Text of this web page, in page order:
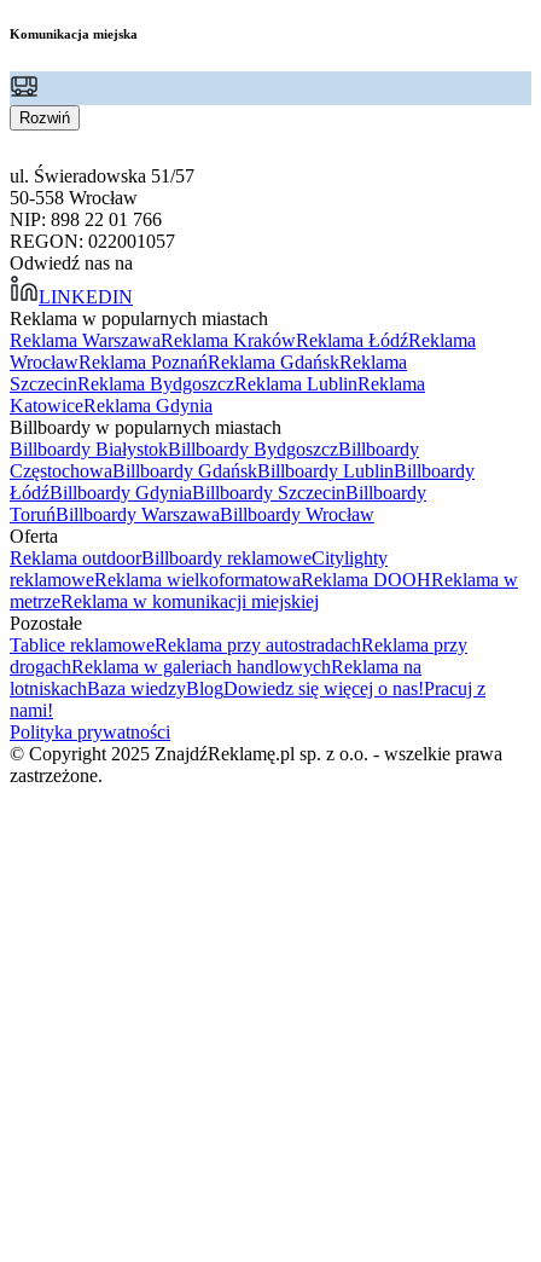
Komunikacja miejska
Rozwiń
ul. Świeradowska 51/57
50-558 Wrocław
NIP: 898 22 01 766
REGON: 022001057
Odwiedź nas na
LINKEDIN
Reklama w popularnych miastach
Reklama WarszawaReklama KrakówReklama ŁódźReklama
WrocławReklama PoznańReklama GdańskReklama
SzczecinReklama BydgoszczReklama LublinReklama
KatowiceReklama Gdynia
Billboardy w popularnych miastach
Billboardy BiałystokBillboardy BydgoszczBillboardy
CzęstochowaBillboardy GdańskBillboardy LublinBillboardy
ŁódźBillboardy GdyniaBillboardy SzczecinBillboardy
ToruńBillboardy WarszawaBillboardy Wrocław
Oferta
Reklama outdoorBillboardy reklamoweCitylighty
reklamoweReklama wielkoformatowaReklama DOOHReklama w
metrzeReklama w komunikacji miejskiej
Pozostałe
Tablice reklamoweReklama przy autostradachReklama przy
drogachReklama w galeriach handlowychReklama na
lotniskachBaza wiedzyBlogDowiedz się więcej o nas!Pracuj z
nami!
Polityka prywatności
© Copyright 2025 ZnajdźReklamę.pl sp. z o.o. - wszelkie prawa
zastrzeżone.